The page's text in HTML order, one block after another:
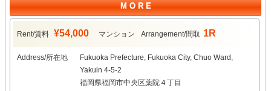
M O R E
Rent/賃料 ¥54,000 マンション Arrangement/間取 1R
Address/所在地
Fukuoka Prefecture, Fukuoka City, Chuo Ward,
Yakuin 4-5-2
福岡県福岡市中央区薬院４丁目